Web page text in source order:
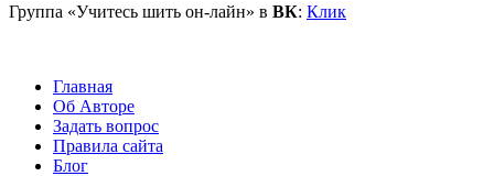
Группа «Учитесь шить он-лайн» в ВК: Клик
Главная
Об Авторе
Задать вопрос
Правила сайта
Блог